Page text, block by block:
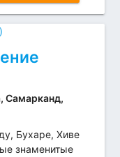
Самарканд,
Бухаре, Хиве
знаменитые